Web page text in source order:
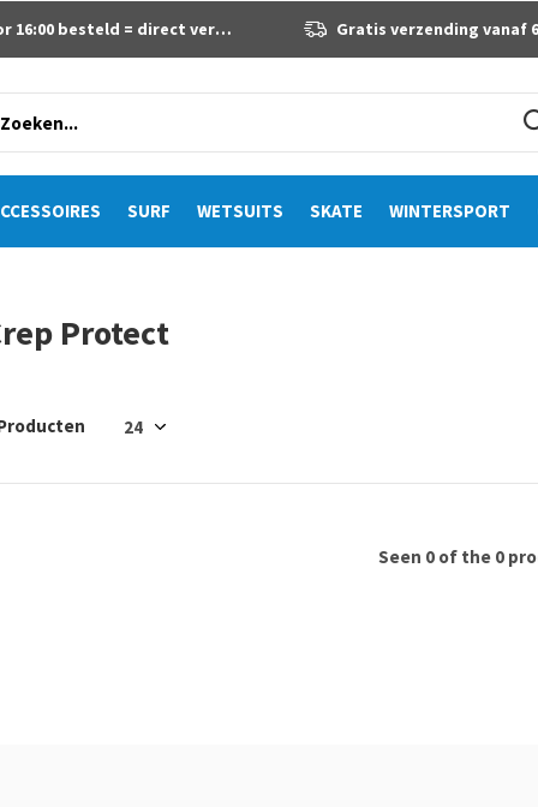
SURF WETSUITS SKATE WINTERSPORT
16:00 besteld = direct verzonden Gratis verzending vanaf 60 euro
Protect
Seen 0 of the 0